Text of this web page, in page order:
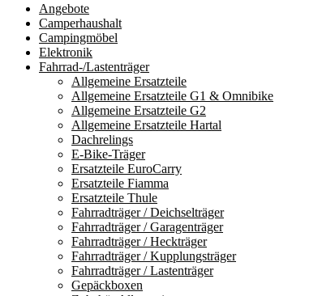
Angebote
Camperhaushalt
Campingmöbel
Elektronik
Fahrrad-/Lastenträger
Allgemeine Ersatzteile
Allgemeine Ersatzteile G1 & Omnibike
Allgemeine Ersatzteile G2
Allgemeine Ersatzteile Hartal
Dachrelings
E-Bike-Träger
Ersatzteile EuroCarry
Ersatzteile Fiamma
Ersatzteile Thule
Fahrradträger / Deichselträger
Fahrradträger / Garagenträger
Fahrradträger / Heckträger
Fahrradträger / Kupplungsträger
Fahrradträger / Lastenträger
Gepäckboxen